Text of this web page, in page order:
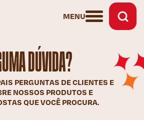
MENU
DÚVIDA?
PERGUNTAS DE CLIENTES E
NOSSOS PRODUTOS E
QUE VOCÊ PROCURA.